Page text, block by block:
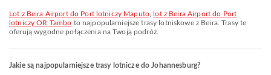
lot z Beira Airport do Port lotniczy Maputo
lot z Beira Airport do Port
lotniczy OR Tambo to najpopularniejsze trasy lotniskowe z Beira. Trasy te
oferują wygodne połączenia na Twoją podróż.
Jakie są najpopularniejsze trasy lotnicze do Johannesburg?